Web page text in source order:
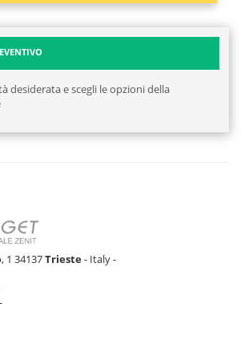
desiderata e scegli le opzioni della
1 34137Trieste- Italy -